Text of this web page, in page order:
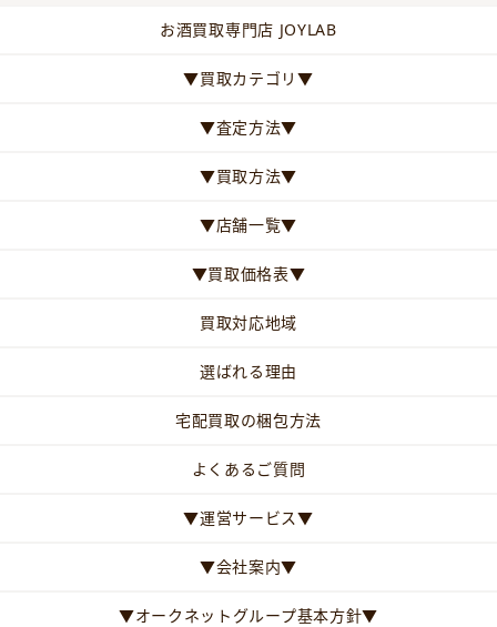
お酒買取専門店 JOYLAB
▼買取カテゴリ▼
▼査定方法▼
▼買取方法▼
▼店舗一覧▼
▼買取価格表▼
買取対応地域
選ばれる理由
宅配買取の梱包方法
よくあるご質問
▼運営サービス▼
▼会社案内▼
▼オークネットグループ基本方針▼